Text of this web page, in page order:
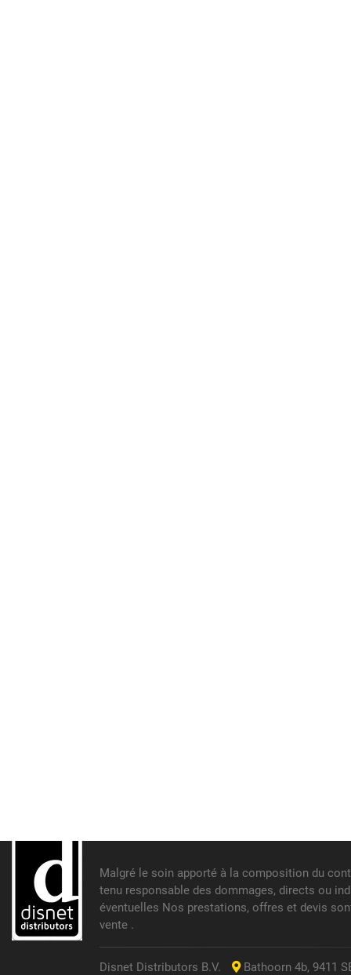
Malgré le soin apporté à la composition du
tenu responsable des dommages, directs ou
éventuelles Nos prestations, offres et devis
vente .
Disnet Distributors B.V. Bathoorn 4b, 9411